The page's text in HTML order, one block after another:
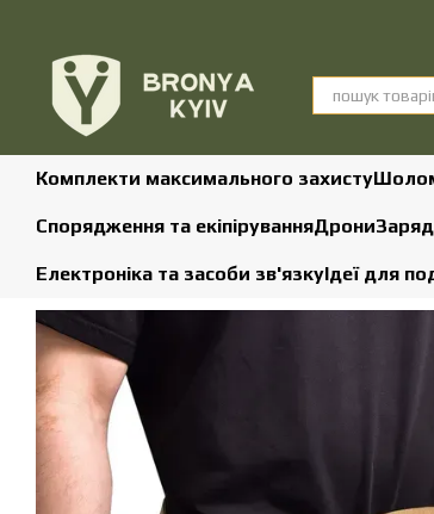
Комплекти максимального захисту
Спорядження та екіпіруванняДрони
Електроніка та засоби зв'язкуІдеї для